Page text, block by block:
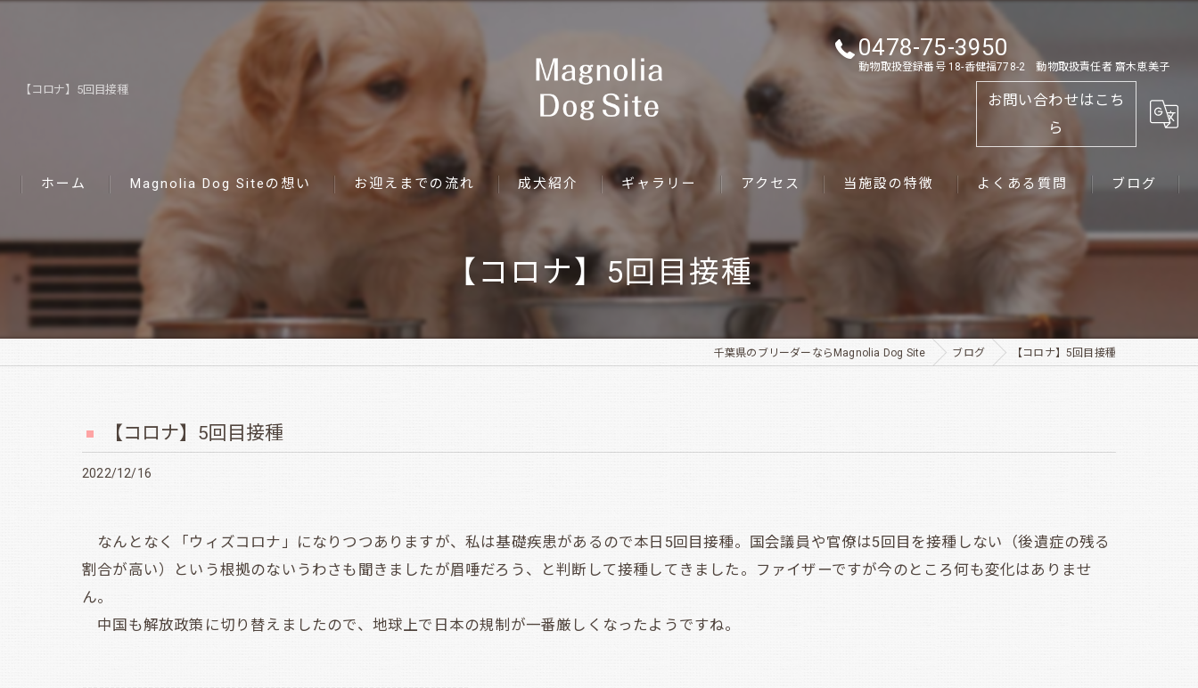
【コロナ】5回目接種
0478-75-3950
動物取扱登録番号 18-香健福778-2 動物取扱責任者 齋木恵美子
お問い合わせはこち
ら
ホーム Magnolia Dog Siteの想い お迎えまでの流れ 成犬紹介 ギャラリー アクセス 当施設の特徴
犬舎
よくある質問 ブログ
【コロナ】5回目接種
千葉県のブリーダーならMagnolia Dog Site ブログ 【コロナ】5回目接種
【コロナ】5回目接種
2022/12/16
なんとなく「ウィズコロナ」になりつつありますが、私は基礎疾患があるので本日5回目接種。国会議員や官僚は5回目を接種しない（後遺症の残る
割合が高い）という根拠のないうわさも聞きましたが眉唾だろう、と判断して接種してきました。ファイザーですが今のところ何も変化はありませ
ん。
中国も解放政策に切り替えましたので、地球上で日本の規制が一番厳しくなったようですね。